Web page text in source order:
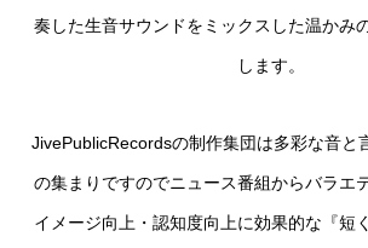
奏した生音サウンドをミックスした温かみ
します。
JivePublicRecordsの制作集団は多彩な音と
の集まりですのでニュース番組からバラエ
イメージ向上・認知度向上に効果的な『短